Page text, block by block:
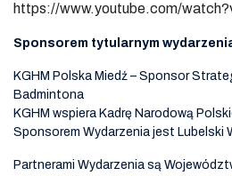
https://www.youtube.com/
Sponsorem tytularnym
KGHM Polska Miedź – Sponsor
Badmintona
KGHM wspiera Kadrę Narodową
Sponsorem Wydarzenia jest Lubelski
Partnerami Wydarzenia są